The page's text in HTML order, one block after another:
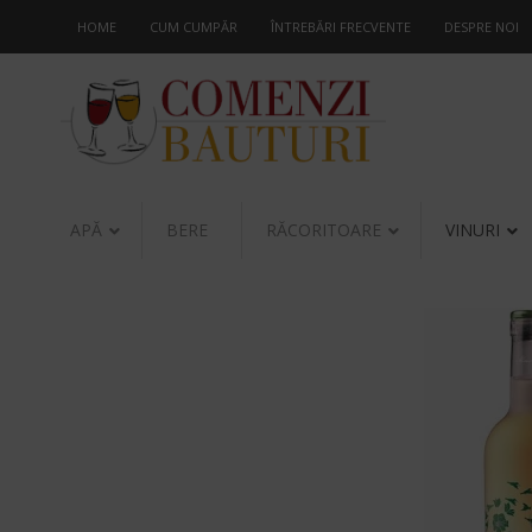
HOME CUM CUMPĂR ÎNTREBĂRI FRECVENTE DESPRE NOI
APĂ BERE RĂCORITOARE VINURI